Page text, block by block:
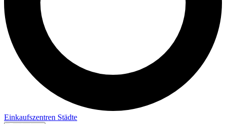
Einkaufszentren Städte